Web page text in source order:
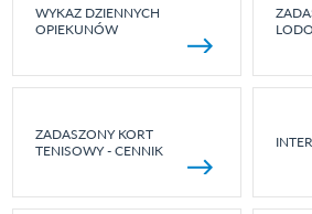
WYKAZ DZIENNYCH
OPIEKUNÓW
ZADASZONY KORT
TENISOWY - CENNIK